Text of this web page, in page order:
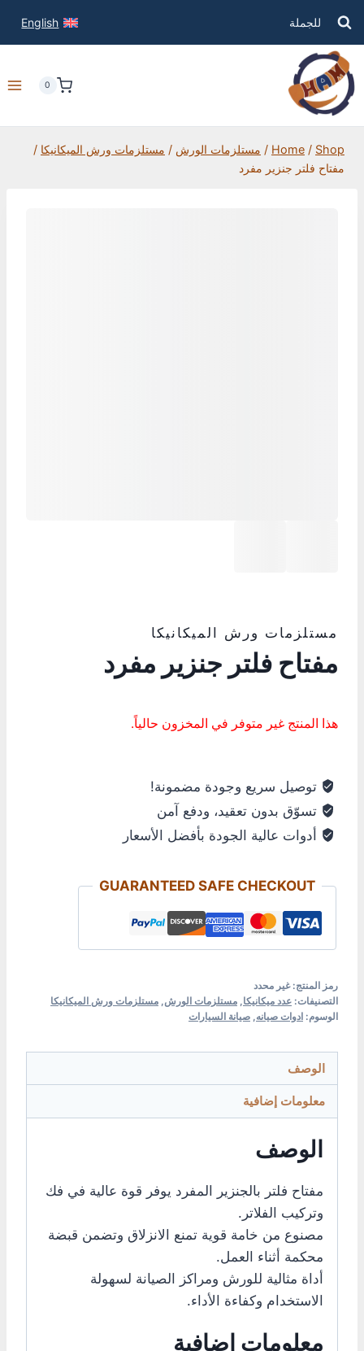
للجملة English
0
Home / Shop
/ مستلزمات الورش / مستلزمات ورش الميكانيكا /
مفتاح فلتر جنزير مفرد
مستلزمات ورش الميكانيكا
مفتاح فلتر جنزير مفرد
هذا المنتج غير متوفر في المخزون حالياً.
توصيل سريع وجودة مضمونة!
تسوّق بدون تعقيد، ودفع آمن
أدوات عالية الجودة بأفضل الأسعار
GUARANTEED SAFE CHECKOUT
رمز المنتج:غير محدد
التصنيفات: عدد ميكانيكا مستلزمات الورش مستلزمات ورش الميكانيكا
الوسوم: ادوات صيانه صيانة السيارات
الوصف
معلومات إضافية
الوصف
مفتاح فلتر بالجنزير المفرد يوفر قوة عالية في فك
وتركيب الفلاتر.
مصنوع من خامة قوية تمنع الانزلاق وتضمن قبضة
محكمة أثناء العمل.
أداة مثالية للورش ومراكز الصيانة لسهولة
الاستخدام وكفاءة الأداء.
معلومات إضافية